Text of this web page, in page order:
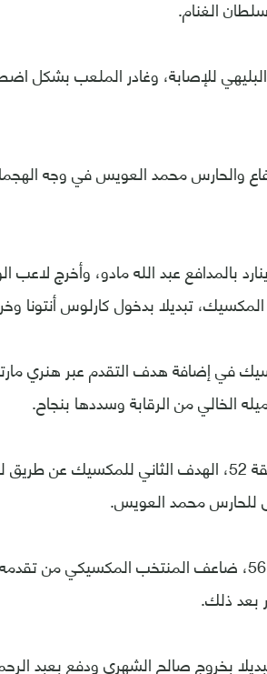
الغنام.
للإصابة، وغادر الملعب بشكل
والحارس محمد العويس في وجه
تبديلا بدخول كارلوس أنتونا
الخالي من الرقابة وسددها بنجاح.
وحملت الدقيقة 52، الهدف الثاني
للحارس محمد العويس.
وفي الدقيقة 56، ضاعف المنتخب المكسيكي
بعد ذلك.